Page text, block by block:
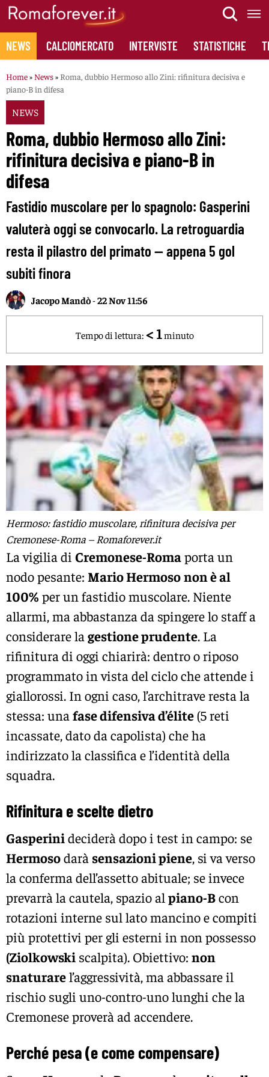
Skip
content
NEWS CALCIOMERCATO INTERVISTE STATISTICHE
Home» News» Roma, dubbio Hermoso allo Zini: rifinitura decisiva e
piano-B in difesa
NEWS
Roma, dubbio Hermoso allo Zini:
rifinitura decisiva e piano-B in
difesa
Fastidio muscolare per lo spagnolo: Gasperini
valuterà oggi se convocarlo. La retroguardia
resta il pilastro del primato — appena 5 gol
subiti finora
Jacopo Mandò-22 Nov 11:56
Tempo di lettura: < 1 minuto
Hermoso: fastidio muscolare, rifinitura decisiva per
Cremonese-Roma – Romaforever.it
La vigilia di Cremonese-Romaporta un
nodo pesante: Mario Hermosonon è al
100% per un fastidio muscolare. Niente
allarmi, ma abbastanza da spingere lo staff a
considerare la gestione prudente. La
rifinitura di oggi chiarirà: dentro o riposo
programmato in vista del ciclo che attende i
giallorossi. In ogni caso, l’architrave resta la
stessa: una fase difensiva d’élite(5 reti
incassate, dato da capolista) che ha
indirizzato la classifica e l’identità della
squadra.
Rifinitura e scelte dietro
Gasperinideciderà dopo i test in campo: se
Hermosodarà sensazioni piene, si va verso
la conferma dell’assetto abituale; se invece
prevarrà la cautela, spazio al piano-Bcon
rotazioni interne sul lato mancino e compiti
più protettivi per gli esterni in non possesso
(Ziolkowski scalpita). Obiettivo: non
snaturarel’aggressività, ma abbassare il
rischio sugli uno-contro-uno lunghi che la
Cremonese proverà ad accendere.
Perché pesa (e come compensare)